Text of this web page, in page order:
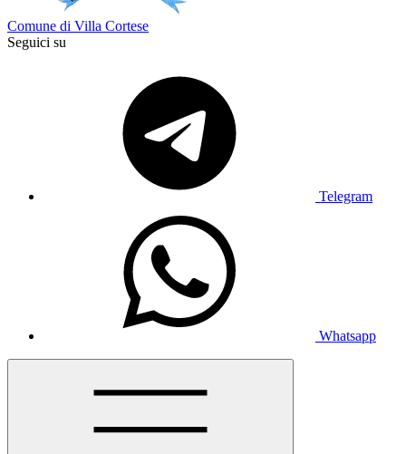
Comune di Villa Cortese
Seguici su
Telegram
Whatsapp